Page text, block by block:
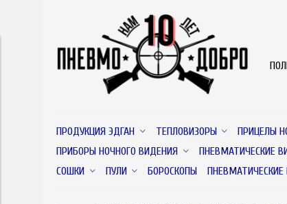
ПРОДУКЦИЯ ЭДГАН ТЕПЛОВИЗОРЫ ПРИЦЕЛЫ
ПРИБОРЫ НОЧНОГО ВИДЕНИЯ
ПНЕВМАТИЧЕСКИЕ
СОШКИ
ПУЛИ БОРОСКОПЫ